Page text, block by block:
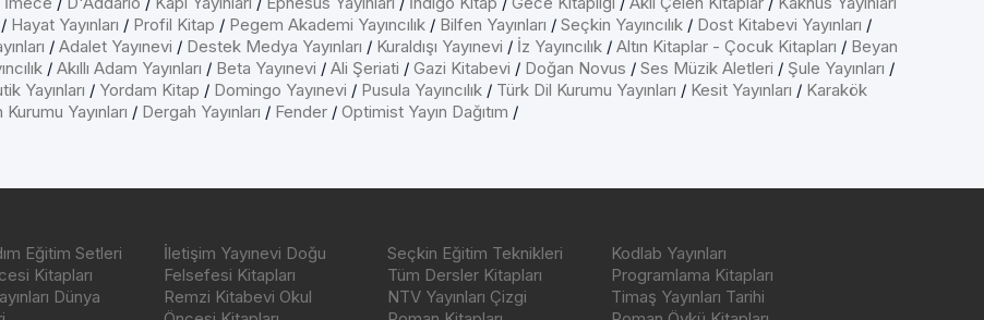
/ Hayat Yayınları / Profil Kitap / Pegem Akademi Yayıncılık / Bilfen Yayınları / Seçkin Yayıncılık / Dost Kitabevi Yayınları /
/ Adalet Yayınevi / Destek Medya Yayınları / Kuraldışı Yayınevi / İz Yayıncılık / Altın Kitaplar - Çocuk Kitapları / Beyan
/ Akıllı Adam Yayınları / Beta Yayınevi / Ali Şeriati / Gazi Kitabevi / Doğan Novus / Ses Müzik Aletleri / Şule Yayınları /
Yayınları / Yordam Kitap / Domingo Yayınevi / Pusula Yayıncılık / Türk Dil Kurumu Yayınları / Kesit Yayınları / Karakök
Yayınları / Dergah Yayınları / Fender / Optimist Yayın Dağıtım /
Eğitim Setleri
Kitapları
Dünya
İletişim Yayınevi Doğu
Felsefesi Kitapları
Remzi Kitabevi Okul
Seçkin Eğitim Teknikleri
Tüm Dersler Kitapları
NTV Yayınları Çizgi
Kodlab Yayınları
Programlama Kitapları
Timaş Yayınları Tarihi